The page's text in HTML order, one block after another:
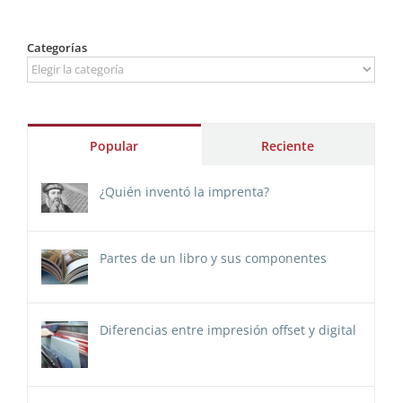
Categorías
Categorías
Popular Reciente
¿Quién inventó la imprenta?
Partes de un libro y sus componentes
Diferencias entre impresión offset y digital